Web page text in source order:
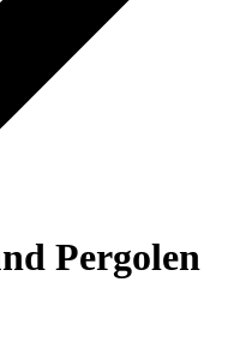
Pergolen